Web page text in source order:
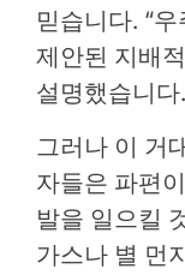
믿습니다. “
제안된 지배
설명했습니다.
그러나 이 거
자들은 파편
발을 일으킬
가스나 별 먼